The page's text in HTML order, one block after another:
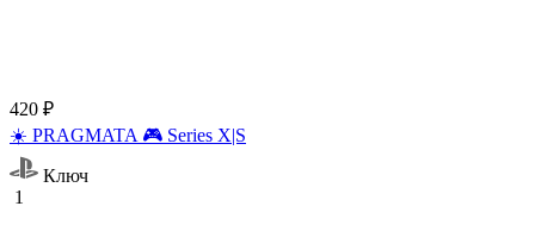
420 ₽
☀️ PRAGMATA 🎮 Series X|S
Ключ
1